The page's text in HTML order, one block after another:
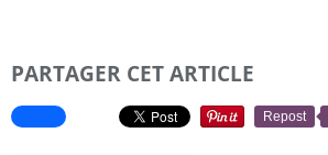
PARTAGER CET ARTICLE
Repost